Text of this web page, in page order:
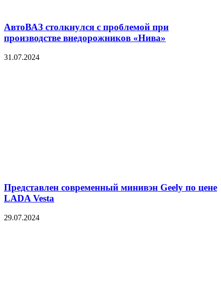
АвтоВАЗ столкнулся с проблемой при
производстве внедорожников «Нива»
31.07.2024
Представлен современный минивэн Geely по цене
LADA Vesta
29.07.2024